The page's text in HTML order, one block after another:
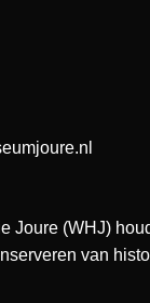
Joure (WHJ)
van